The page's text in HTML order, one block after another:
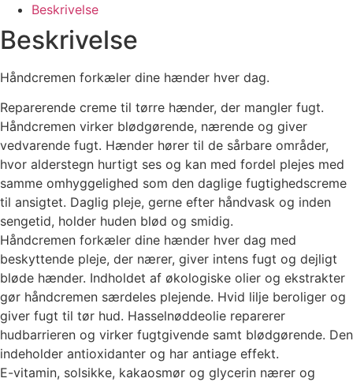
Beskrivelse
Beskrivelse
Håndcremen forkæler dine hænder hver dag.
Reparerende creme til tørre hænder, der mangler fugt.
Håndcremen virker blødgørende, nærende og giver
vedvarende fugt. Hænder hører til de sårbare områder,
hvor alderstegn hurtigt ses og kan med fordel plejes med
samme omhyggelighed som den daglige fugtighedscreme
til ansigtet. Daglig pleje, gerne efter håndvask og inden
sengetid, holder huden blød og smidig.
Håndcremen forkæler dine hænder hver dag med
beskyttende pleje, der nærer, giver intens fugt og dejligt
bløde hænder. Indholdet af økologiske olier og ekstrakter
gør håndcremen særdeles plejende. Hvid lilje beroliger og
giver fugt til tør hud. Hasselnøddeolie reparerer
hudbarrieren og virker fugtgivende samt blødgørende. Den
indeholder antioxidanter og har antiage effekt.
E-vitamin, solsikke, kakaosmør og glycerin nærer og